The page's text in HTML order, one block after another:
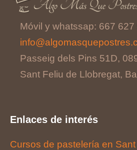
Móvil y whatssap: 667 627
Passeig dels Pins 51D,
Sant Feliu de Llobregat,
Enlaces de interés
Cursos de pastelería en